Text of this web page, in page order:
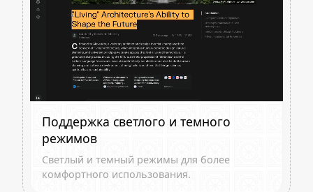
Поддержка светлого и темного
режимов
Светлый и темный режимы для более
комфортного использования.